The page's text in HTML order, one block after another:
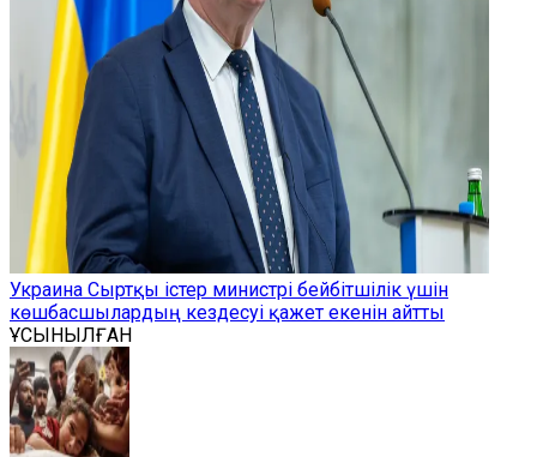
Украина Сыртқы істер министрі бейбітшілік үшін
көшбасшылардың кездесуі қажет екенін айтты
ҰСЫНЫЛҒАН